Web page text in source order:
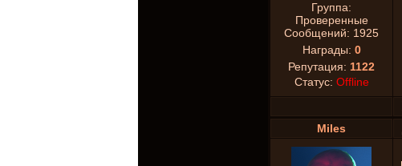
Группа:
Проверенные
Сообщений: 1925
Награды: 0
Репутация: 1122
Статус: Offline
Miles